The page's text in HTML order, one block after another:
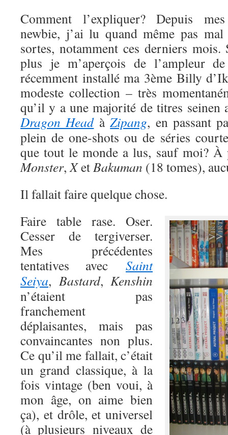
Comment l’expliquer? Depuis
newbie, j’ai lu quand même pas
sortes, notamment ces derniers
plus je m’aperçois de l’ampleur
récemment installé ma 3ème Billy
modeste collection – très
qu’il y a une majorité de titres seinen
Dragon HeadàZipang, en passant
plein de one-shots ou de séries
que tout le monde a lus, sauf moi?
Monster,XetBakuman (18 tomes),
Il fallait faire quelque chose.
Faire table rase. Oser.
Cesser de tergiverser.
Mes précédentes
tentatives avec Saint
Seiya, Bastard, Kenshin
n’étaient pas
franchement
déplaisantes, mais pas
convaincantes non plus.
Ce qu’il me fallait, c’était
un grand classique, à la
fois vintage (ben voui, à
mon âge, on aime bien
ça), et drôle, et universel
(à plusieurs niveaux de